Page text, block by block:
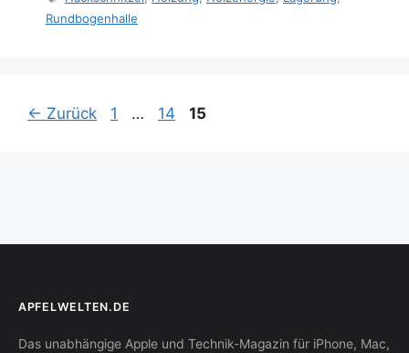
Rundbogenhalle
← Zurück Seite
1 … Seite
14 Seite
15
APFELWELTEN.DE
Das unabhängige Apple und Technik-Magazin für iPhone, Mac,